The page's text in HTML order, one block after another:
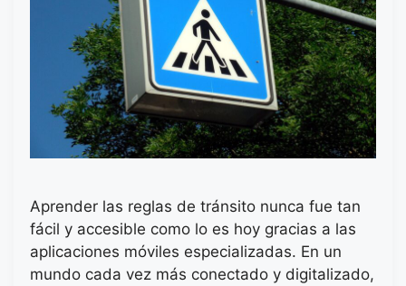
Aprender las reglas de tránsito nunca fue tan
fácil y accesible como lo es hoy gracias a las
aplicaciones móviles especializadas. En un
mundo cada vez más conectado y digitalizado,